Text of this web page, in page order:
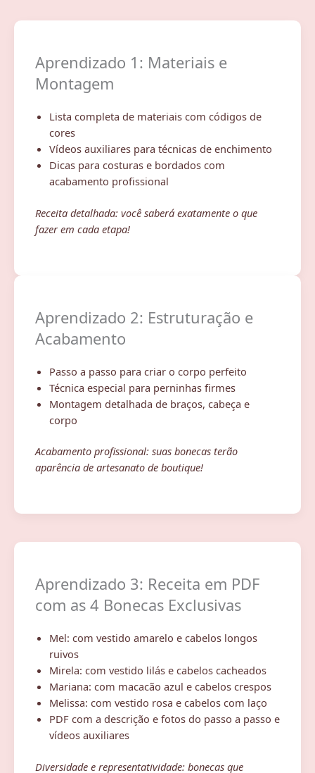
Aprendizado 1: Materiais e
Montagem
Lista completa de materiais com códigos de
cores
Vídeos auxiliares para técnicas de enchimento
Dicas para costuras e bordados com
acabamento profissional
Receita detalhada: você saberá exatamente o que
fazer em cada etapa!
Aprendizado 2: Estruturação e
Acabamento
Passo a passo para criar o corpo perfeito
Técnica especial para perninhas firmes
Montagem detalhada de braços, cabeça e
corpo
Acabamento profissional: suas bonecas terão
aparência de artesanato de boutique!
Aprendizado 3: Receita em PDF
com as 4 Bonecas Exclusivas
Mel: com vestido amarelo e cabelos longos
ruivos
Mirela: com vestido lilás e cabelos cacheados
Mariana: com macacão azul e cabelos crespos
Melissa: com vestido rosa e cabelos com laço
PDF com a descrição e fotos do passo a passo e
vídeos auxiliares
Diversidade e representatividade: bonecas que